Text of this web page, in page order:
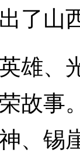
了山
、
故事
、